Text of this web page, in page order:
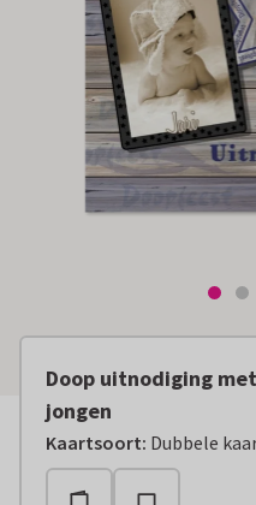
Doop uitnodiging
jongen
Kaartsoort: Dubbele